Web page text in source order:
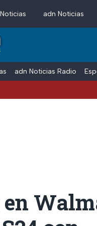
Noticias adn Noticias
adn Noticias Radio